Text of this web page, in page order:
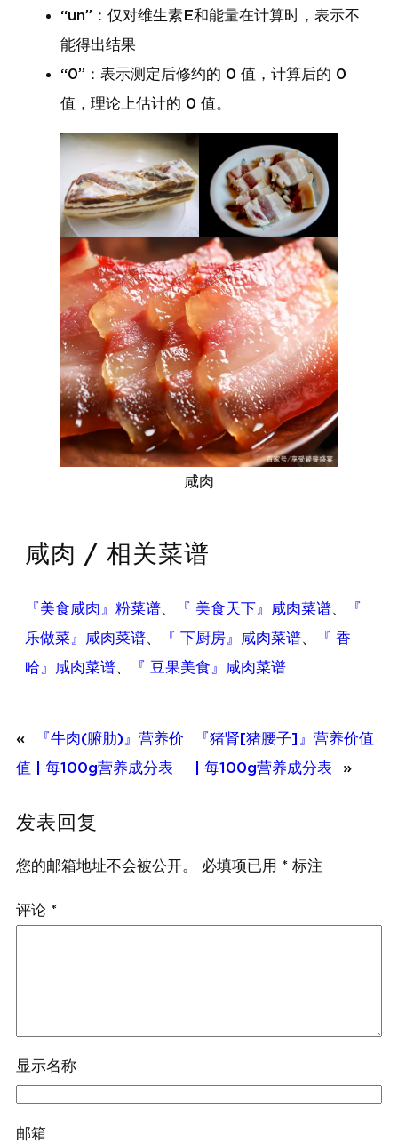
“un”：仅对维生素E和能量在计算时，表示不
能得出结果
“0”：表示测定后修约的 0 值，计算后的 0
值，理论上估计的 0 值。
咸肉
咸肉 / 相关菜谱
『美食咸肉』粉菜谱、 『 美食天下』咸肉菜谱、
『
乐做菜』咸肉菜谱、 『 下厨房』咸肉菜谱、
『 香
哈』咸肉菜谱、 『 豆果美食』咸肉菜谱
«
『牛肉(腑肋)』营养价
值 | 每100g营养成分表
『猪肾[猪腰子]』营养价值
| 每100g营养成分表
»
发表回复
您的邮箱地址不会被公开。 必填项已用 * 标注
评论 *
显示名称
邮箱